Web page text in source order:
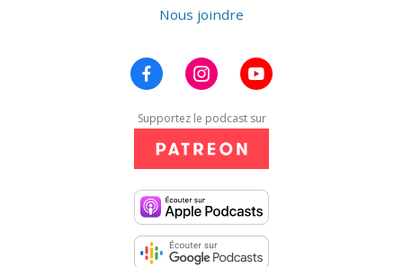
Nous joindre
Supportez le podcast sur